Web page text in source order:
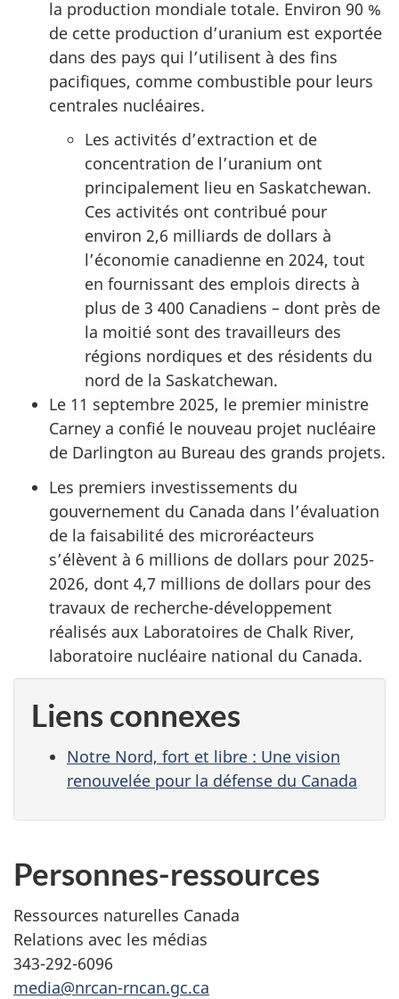
la production mondiale totale. Environ 90 %
de cette production d’uranium est exportée
dans des pays qui l’utilisent à des fins
pacifiques, comme combustible pour leurs
centrales nucléaires.
Les activités d’extraction et de
concentration de l’uranium ont
principalement lieu en Saskatchewan.
Ces activités ont contribué pour
environ 2,6 milliards de dollars à
l’économie canadienne en 2024, tout
en fournissant des emplois directs à
plus de 3 400 Canadiens – dont près de
la moitié sont des travailleurs des
régions nordiques et des résidents du
nord de la Saskatchewan.
Le 11 septembre 2025, le premier ministre
Carney a confié le nouveau projet nucléaire
de Darlington au Bureau des grands projets.
Les premiers investissements du
gouvernement du Canada dans l’évaluation
de la faisabilité des microréacteurs
s’élèvent à 6 millions de dollars pour 2025-
2026, dont 4,7 millions de dollars pour des
travaux de recherche-développement
réalisés aux Laboratoires de Chalk River,
laboratoire nucléaire national du Canada.
Liens connexes
Notre Nord, fort et libre : Une vision
renouvelée pour la défense du Canada
Personnes-ressources
Ressources naturelles Canada
Relations avec les médias
343-292-6096
media@nrcan-rncan.gc.ca